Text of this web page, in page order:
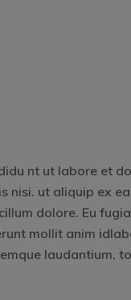
nt ut labore et
nisi. ut aliquip ex ea
dolore. Eu
mollit anim
laudantium,